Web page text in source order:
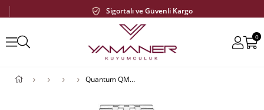
Sigortalı ve Güvenli Kargo
0
Quantum QMG1023.350 Erkek Kol Saati